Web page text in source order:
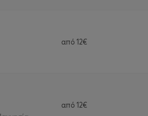
από 12€
από 12€